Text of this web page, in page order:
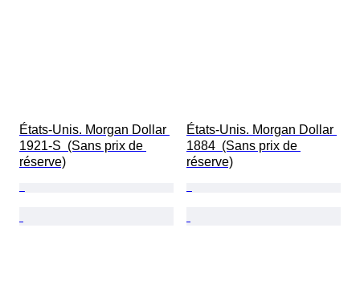
États-Unis. Morgan Dollar
1921-S  (Sans prix de
réserve)
États-Unis. Morgan Dollar
1884  (Sans prix de
réserve)